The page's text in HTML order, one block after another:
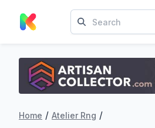
Home / Atelier Rng /